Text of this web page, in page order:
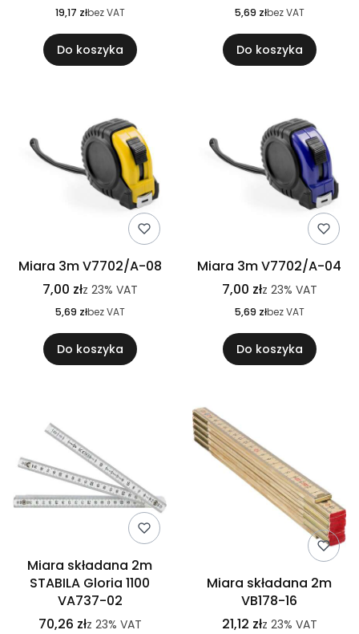
19,17 złbez VAT
Do koszyka
5,69 złbez VAT
Do koszyka
Miara 3m V7702/A-08
7,00 złz 23% VAT
5,69 złbez VAT
Do koszyka
Miara 3m V7702/A-04
7,00 złz 23% VAT
5,69 złbez VAT
Do koszyka
Miara składana 2m
STABILA Gloria 1100
VA737-02
70,26 złz 23% VAT
Miara składana 2m
VB178-16
21,12 złz 23% VAT